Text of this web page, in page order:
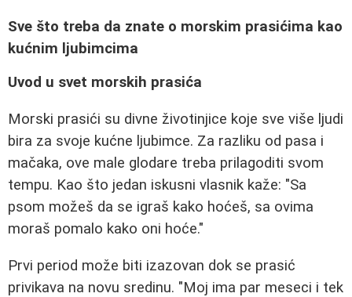
Sve što treba da znate o morskim prasićima kao
kućnim ljubimcima
Uvod u svet morskih prasića
Morski prasići su divne životinjice koje sve više ljudi
bira za svoje kućne ljubimce. Za razliku od pasa i
mačaka, ove male glodare treba prilagoditi svom
tempu. Kao što jedan iskusni vlasnik kaže: "Sa
psom možeš da se igraš kako hoćeš, sa ovima
moraš pomalo kako oni hoće."
Prvi period može biti izazovan dok se prasić
privikava na novu sredinu. "Moj ima par meseci i tek